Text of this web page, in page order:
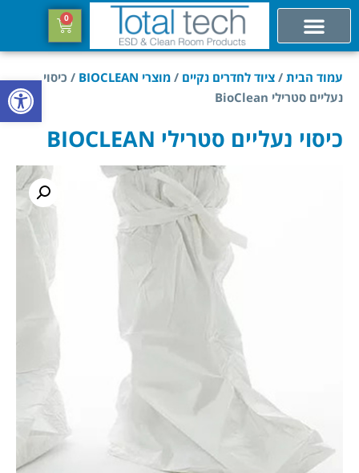
פתח
0
עמוד הבית / ציוד לחדרים נקיים / מוצרי BIOCLEAN
/ כיסוי
נעליים סטרילי BioClean
כיסוי נעליים סטרילי BIOCLEAN